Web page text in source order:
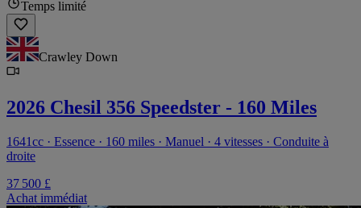
Temps limité
Crawley Down
2026 Chesil 356 Speedster - 160 Miles
1641cc · Essence · 160 miles · Manuel · 4 vitesses · Conduite à
droite
37 500 £
Achat immédiat